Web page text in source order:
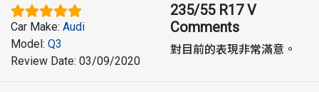
Car Make: Audi
Model: Q3
Review Date: 03/09/2020
235/55 R17 V
Comments
對目前的表現非常滿意。